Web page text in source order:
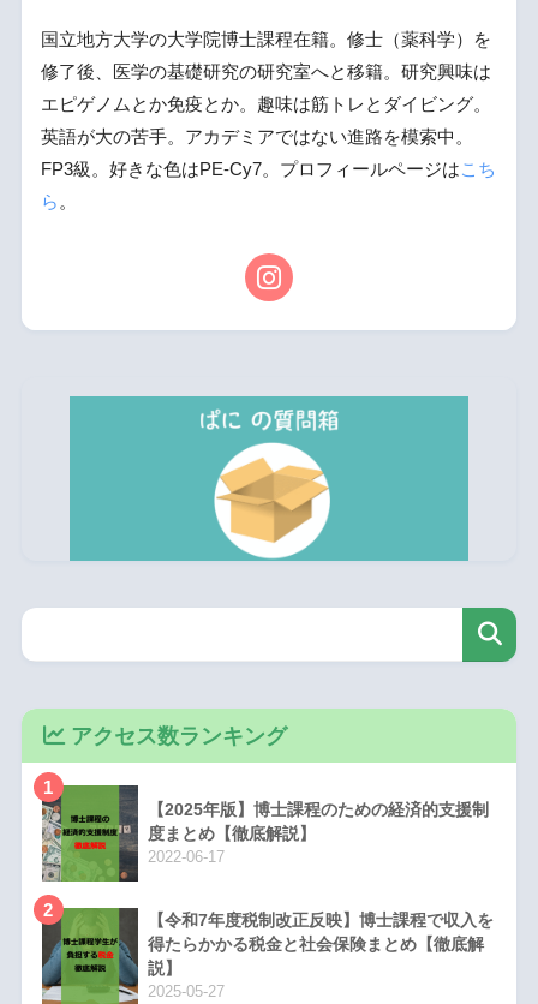
国立地方大学の大学院博士課程在籍。修士（薬科学）を
修了後、医学の基礎研究の研究室へと移籍。研究興味は
エピゲノムとか免疫とか。趣味は筋トレとダイビング。
英語が大の苦手。アカデミアではない進路を模索中。
FP3級。好きな色はPE-Cy7。プロフィールページはこち
ら 。
アクセス数ランキング
1
【2025年版】博士課程のための経済的支援制
度まとめ【徹底解説】
2022-06-17
2
【令和7年度税制改正反映】博士課程で収入を
得たらかかる税金と社会保険まとめ【徹底解
説】
2025-05-27